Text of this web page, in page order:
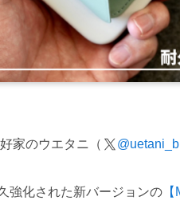
家のウエタニ（
強化された新バージョンの